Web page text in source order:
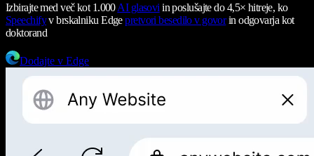
Izbirajte med več kot 1.000AI glasovi in poslušajte do 4,5× hitreje, ko
Speechifyv brskalniku Edgepretvori besedilo v govorin odgovarja kot
doktorand
Dodajte v Edge